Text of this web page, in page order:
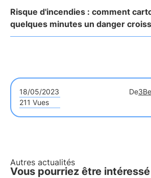
Risque d'incendies : comment
quelques minutes un danger
18/05/2023 De
211 Vues
Autres actualités
Vous pourriez être intéressé